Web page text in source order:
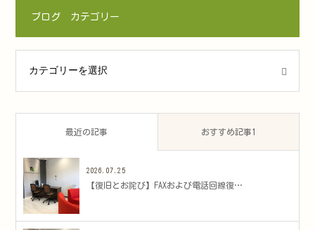
ブログ カテゴリー
最近の記事 おすすめ記事1
2026.07.25
​【復旧とお詫び】FAXおよび電話回線復…